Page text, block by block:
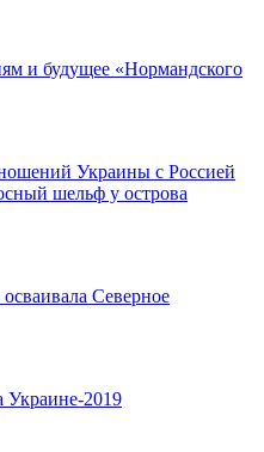
и будущее «Нормандского
Украины с Россией
шельф у острова
Северное
Украине-2019